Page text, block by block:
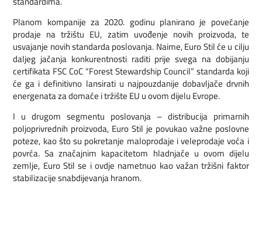
Planom kompanije za 2020. godinu planirano je povećanje
prodaje na tržištu EU, zatim uvođenje novih proizvoda, te
usvajanje novih standarda poslovanja. Naime, Euro Stil će u cilju
daljeg jačanja konkurentnosti raditi prije svega na dobijanju
certifikata FSC CoC “Forest Stewardship Council” standarda koji
će ga i definitivno lansirati u najpouzdanije dobavljače drvnih
energenata za domaće i tržište EU u ovom dijelu Evrope.
I u drugom segmentu poslovanja – distribucija primarnih
poljoprivrednih proizvoda, Euro Stil je povukao važne poslovne
poteze, kao što su pokretanje maloprodaje i veleprodaje voća i
povrća. Sa značajnim kapacitetom hladnjače u ovom dijelu
zemlje, Euro Stil se i ovdje nametnuo kao važan tržišni faktor
stabilizacije snabdijevanja hranom.